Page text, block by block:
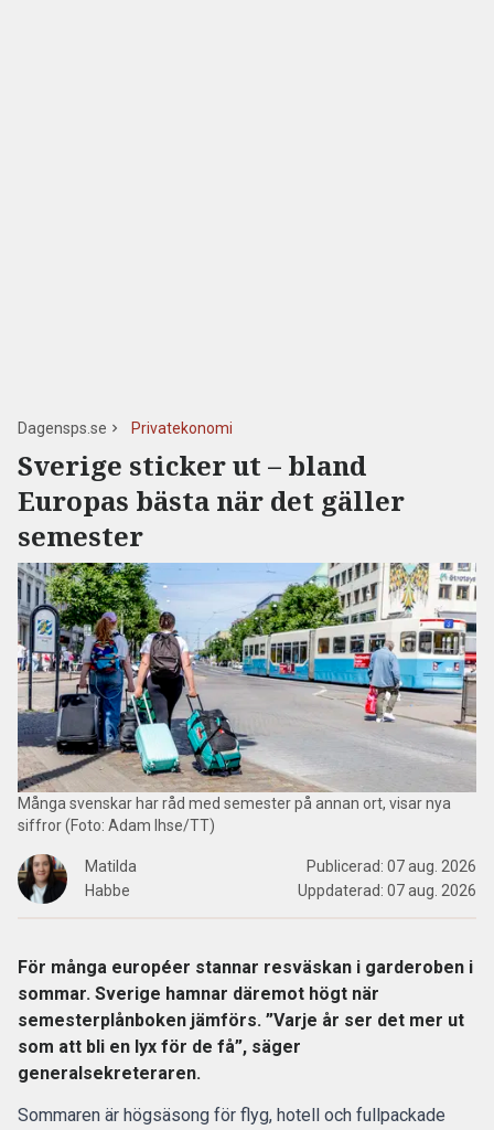
Dagensps.se Privatekonomi
Sverige sticker ut – bland
Europas bästa när det gäller
semester
Många svenskar har råd med semester på annan ort, visar nya
siffror (Foto: Adam Ihse/TT)
Matilda
Habbe
Publicerad: 07 aug. 2026
Uppdaterad: 07 aug. 2026
För många européer stannar resväskan i garderoben i
sommar. Sverige hamnar däremot högt när
semesterplånboken jämförs. ”Varje år ser det mer ut
som att bli en lyx för de få”, säger
generalsekreteraren.
Sommaren är högsäsong för flyg, hotell och fullpackade